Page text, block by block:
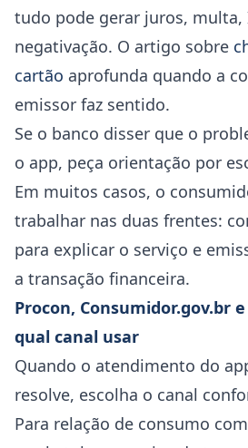
tudo pode gerar juros, multa,
negativação. O artigo sobre
cartão aprofunda quando a
emissor faz sentido.
Se o banco disser que o
o app, peça orientação por
Em muitos casos, o
trabalhar nas duas frentes:
para explicar o serviço e
a transação financeira.
Procon, Consumidor.gov.br
qual canal usar
Quando o atendimento do
resolve, escolha o canal
Para relação de consumo